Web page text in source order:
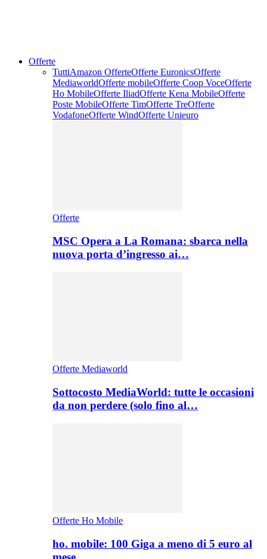
Offerte
TuttiAmazon OfferteOfferte EuronicsOfferte
MediaworldOfferte mobileOfferte Coop VoceOfferte
Ho MobileOfferte IliadOfferte Kena MobileOfferte
Poste MobileOfferte TimOfferte TreOfferte
VodafoneOfferte WindOfferte Unieuro
Offerte
MSC Opera a La Romana: sbarca nella
nuova porta d’ingresso ai…
Offerte Mediaworld
Sottocosto MediaWorld: tutte le occasioni
da non perdere (solo fino al…
Offerte Ho Mobile
ho. mobile: 100 Giga a meno di 5 euro al